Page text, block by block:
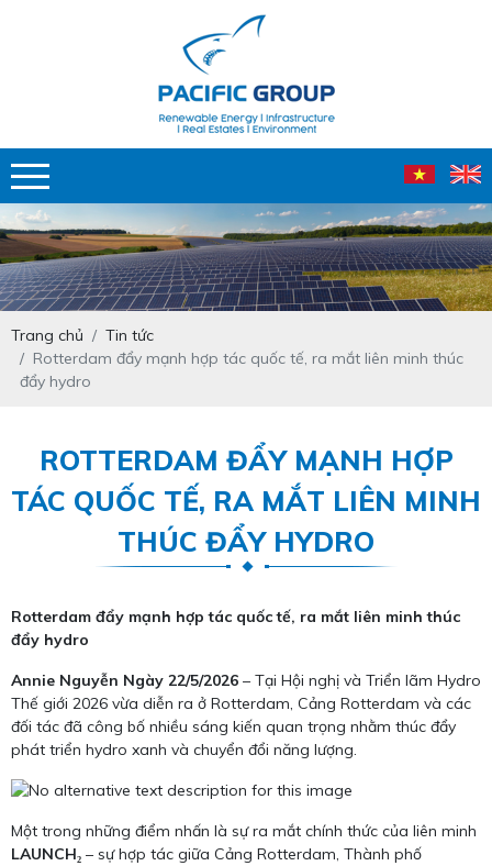
Trang chủ
Tin tức
Rotterdam đẩy mạnh hợp tác quốc tế, ra mắt liên minh thúc
đẩy hydro
ROTTERDAM ĐẨY MẠNH HỢP
TÁC QUỐC TẾ, RA MẮT LIÊN MINH
THÚC ĐẨY HYDRO
Rotterdam đẩy mạnh hợp tác quốc tế, ra mắt liên minh thúc
đẩy hydro
Annie Nguyễn Ngày 22/5/2026 – Tại Hội nghị và Triển lãm Hydro
Thế giới 2026 vừa diễn ra ở Rotterdam, Cảng Rotterdam và các
đối tác đã công bố nhiều sáng kiến quan trọng nhằm thúc đẩy
phát triển hydro xanh và chuyển đổi năng lượng.
Một trong những điểm nhấn là sự ra mắt chính thức của liên minh
LAUNCH₂ – sự hợp tác giữa Cảng Rotterdam, Thành phố